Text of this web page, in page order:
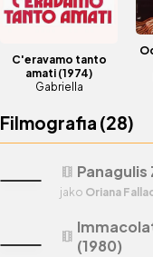
C'eravamo tanto
amati (1974)
Gabriella
Filmografia (28)
theaters Panagulis
jako Oriana
theaters (1980)